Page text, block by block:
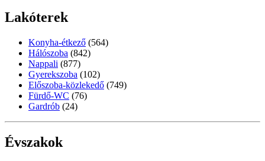
Lakóterek
Konyha-étkező (564)
Hálószoba (842)
Nappali (877)
Gyerekszoba (102)
Előszoba-közlekedő (749)
Fürdő-WC (76)
Gardrób (24)
Évszakok